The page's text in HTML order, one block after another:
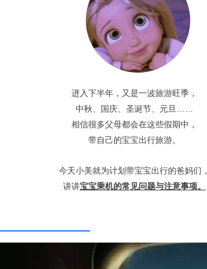
进入下半年，又是一波旅游旺季，
中秋、国庆、圣诞节、元旦……
相信很多父母都会在这些假期中，
带自己的宝宝出行旅游。
今天小美就为计划带宝宝出行的爸妈们，
讲讲宝宝乘机的常见问题与注意事项。